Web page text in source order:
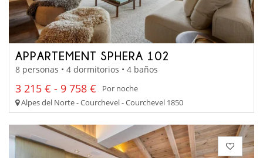
APPARTEMENT SPHERA 102
8 personas • 4 dormitorios • 4 baños
3 215 € - 9 758 €
Por noche
Alpes del Norte - Courchevel - Courchevel 1850